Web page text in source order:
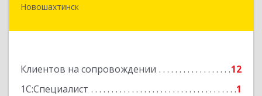
Новошахтинск
Клиентов на сопровождении
12
1С:Специалист
1
346901, Ростовская обл, Новошахтинск г,